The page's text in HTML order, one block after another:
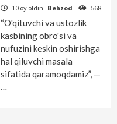
10 oy oldin Behzod 568
“O'qituvchi va ustozlik
kasbining obro'si va
nufuzini keskin oshirishga
hal qiluvchi masala
sifatida qaramoqdamiz”, —
…